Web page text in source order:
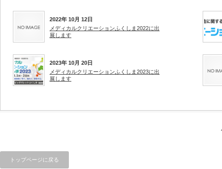
2022年 10月 12日
メディカルクリエーションふくしま2022に出
展します
2023年 10月 20日
メディカルクリエーションふくしま2023に出
展します
トップページに戻る